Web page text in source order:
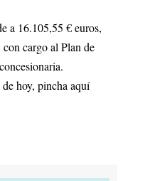
a 16.105,55 € euros,
cargo al Plan de
hoy, pincha aquí